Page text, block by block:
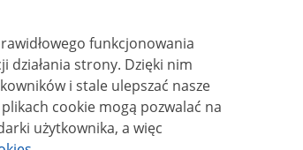
w serwisie (z wyłączeniem treści audiowizualnych), są
typu Creative Commons: uznanie autorstwa - na tych
SA 4.0). Materiały audiowizualne, w tym zdjęcia, materiały
typu Creative Commons: uznanie autorstwa użycie
4.0 (CC BY-NC-ND 4.0), o ile nie jest to stwierdzone inaczej.
funkcjonowania
strony. Dzięki nim
i stale ulepszać nasze
użytkownika, a więc